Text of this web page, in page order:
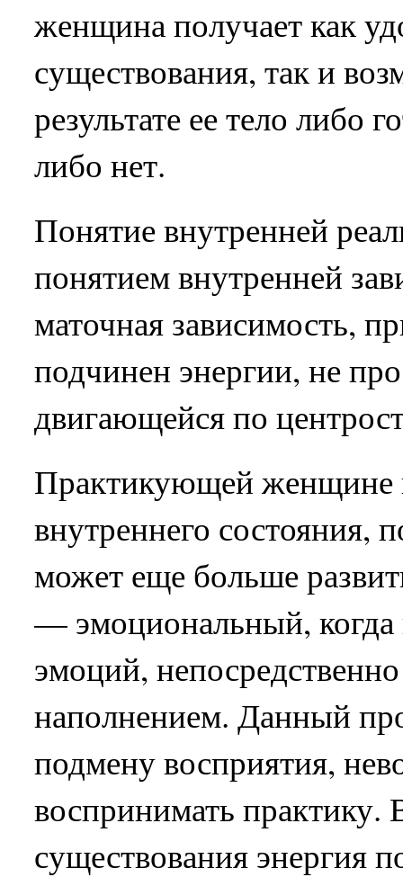
женщина получает как
существования, так и
результате ее тело либо
либо нет.
Понятие внутренней
понятием внутренней
маточная зависимость,
подчинен энергии, не
двигающейся по
Практикующей женщине
внутреннего состояния,
может еще больше
— эмоциональный, когда
эмоций,
наполнением. Данный
подмену восприятия,
воспринимать практику.
существования энергия